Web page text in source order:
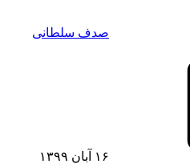
صدف سلطانی
۱۶ آبان ۱۳۹۹